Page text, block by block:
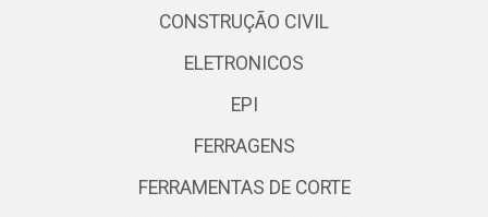
CONSTRUÇÃO CIVIL
ELETRONICOS
EPI
FERRAGENS
FERRAMENTAS DE CORTE